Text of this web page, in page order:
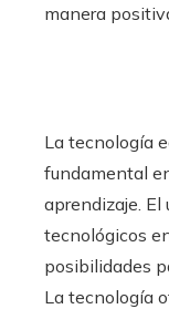
manera
La tecnología
fundamental
aprendizaje. El
tecnológicos
posibilidades
La tecnología